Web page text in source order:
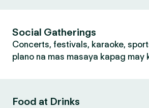
Social Gatherings
Concerts, festivals, karaoke,
plano na mas masaya kapag may
Food at Drinks